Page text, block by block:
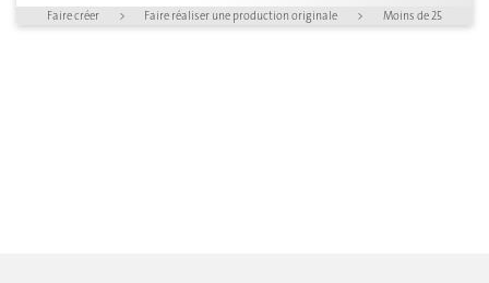
Faire créer > Faire réaliser une production originale > Moins de 25